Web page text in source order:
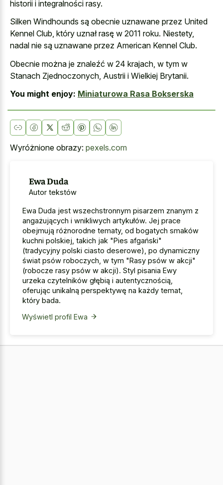
historii i integralności rasy.
Silken Windhounds są obecnie uznawane przez United
Kennel Club, który uznał rasę w 2011 roku. Niestety,
nadal nie są uznawane przez American Kennel Club.
Obecnie można je znaleźć w 24 krajach, w tym w
Stanach Zjednoczonych, Austrii i Wielkiej Brytanii.
You might enjoy: Miniaturowa Rasa Bokserska
Wyróżnione obrazy: pexels.com
Ewa Duda
Autor tekstów
Ewa Duda jest wszechstronnym pisarzem znanym z
angażujących i wnikliwych artykułów. Jej prace
obejmują różnorodne tematy, od bogatych smaków
kuchni polskiej, takich jak "Pies afgański"
(tradycyjny polski ciasto deserowe), po dynamiczny
świat psów roboczych, w tym "Rasy psów w akcji"
(robocze rasy psów w akcji). Styl pisania Ewy
urzeka czytelników głębią i autentycznością,
oferując unikalną perspektywę na każdy temat,
który bada.
Wyświetl profil Ewa